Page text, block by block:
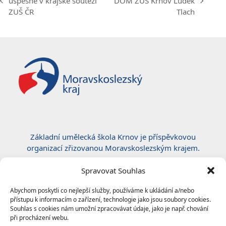
Spravovat Souhlas
Abychom poskytli co nejlepší služby, používáme k ukládání a/nebo
přístupu k informacím o zařízení, technologie jako jsou soubory cookies.
Souhlas s cookies nám umožní zpracovávat údaje, jako je např. chování
při procházení webu.
previous
post:ZUŠ ČR
next
Tlach
Základní umělecká škola Krnov je příspěvkovou
organizací zřizovanou Moravskoslezským krajem.
Certifikace ČSN EN ISO 50001:2019